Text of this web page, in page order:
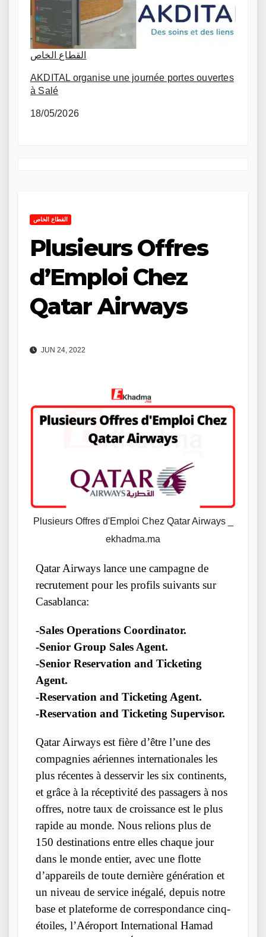
القطاع الخاص
AKDITAL organise une journée portes ouvertes
à Salé
18/05/2026
القطاع الخاص
Plusieurs Offres
d’Emploi Chez
Qatar Airways
JUN 24, 2022
Plusieurs Offres d'Emploi Chez Qatar Airways _
ekhadma.ma
Qatar Airways lance une campagne de
recrutement pour les profils suivants sur
Casablanca:
-Sales Operations Coordinator.
-Senior Group Sales Agent.
-Senior Reservation and Ticketing
Agent.
-Reservation and Ticketing Agent.
-Reservation and Ticketing Supervisor.
Qatar Airways est fière d’être l’une des
compagnies aériennes internationales les
plus récentes à desservir les six continents,
et grâce à la réceptivité des passagers à nos
offres, notre taux de croissance est le plus
rapide au monde. Nous relions plus de
150 destinations entre elles chaque jour
dans le monde entier, avec une flotte
d’appareils de toute dernière génération et
un niveau de service inégalé, depuis notre
base et plateforme de correspondance cinq-
étoiles, l’Aéroport International Hamad